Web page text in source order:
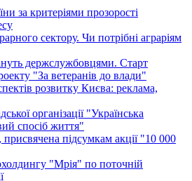
за критеріями прозорості
сектору. Чи потрібні аграріям
держслужбовцями. Старт
"За ветеранів до влади"
розвитку Києва: реклама,
організації "Українська
спосіб життя"
підсумкам акції "10 000
"Мрія" по поточній